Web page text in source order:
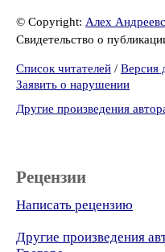
© Copyright: Алех
Свидетельство о
Список читателей / Версия
Заявить о нарушении
Другие произведения
Рецензии
Написать рецензию
Другие произведения